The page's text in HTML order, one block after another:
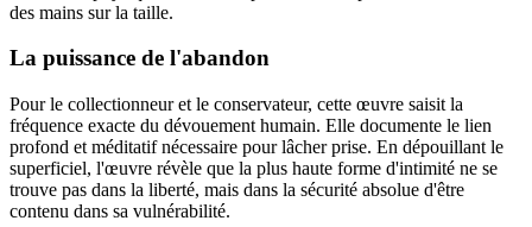
des mains sur la taille.
La puissance de l'abandon
Pour le collectionneur et le conservateur, cette œuvre saisit la
fréquence exacte du dévouement humain. Elle documente le lien
profond et méditatif nécessaire pour lâcher prise. En dépouillant le
superficiel, l'œuvre révèle que la plus haute forme d'intimité ne se
trouve pas dans la liberté, mais dans la sécurité absolue d'être
contenu dans sa vulnérabilité.